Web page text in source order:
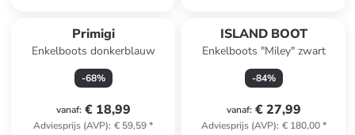
Primigi
Enkelboots donkerblauw
-68%
vanaf: € 18,99
Adviesprijs (AVP): € 59,59*
ISLAND BOOT
Enkelboots "Miley" zwart
-84%
vanaf: € 27,99
Adviesprijs (AVP): € 180,00*